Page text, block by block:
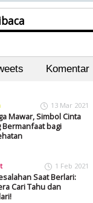
Komentar
13 Mar 2021
Mawar, Simbol Cinta
Bermanfaat bagi
1 Feb 2021
Saat Berlari:
Cari Tahu dan